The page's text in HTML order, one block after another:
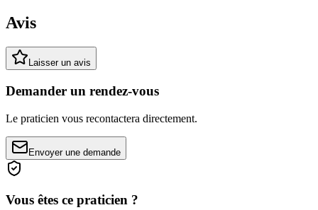
Avis
Laisser un avis
Demander un rendez-vous
Le praticien vous recontactera directement.
Envoyer une demande
Vous êtes ce praticien ?